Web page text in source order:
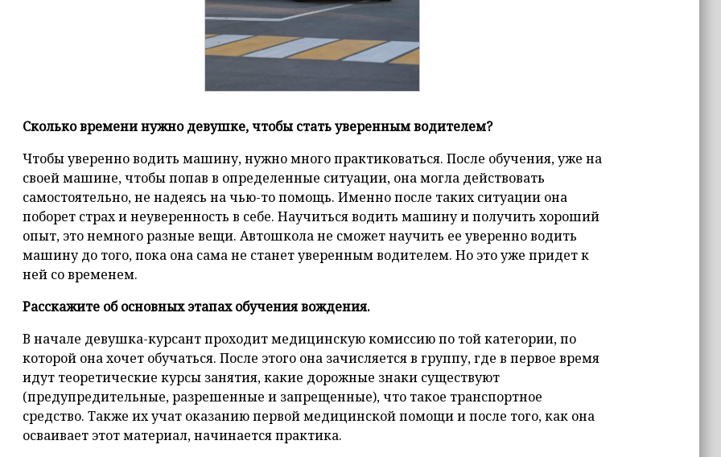
Сколько времени нужно девушке, чтобы стать уверенным водителем?
Чтобы уверенно водить машину, нужно много практиковаться. После обучения, уже на
своей машине, чтобы попав в определенные ситуации, она могла действовать
самостоятельно, не надеясь на чью-то помощь. Именно после таких ситуации она
поборет страх и неуверенность в себе. Научиться водить машину и получить хороший
опыт, это немного разные вещи. Автошкола не сможет научить ее уверенно водить
машину до того, пока она сама не станет уверенным водителем. Но это уже придет к
ней со временем.
Расскажите об основных этапах обучения вождения.
В начале девушка-курсант проходит медицинскую комиссию по той категории, по
которой она хочет обучаться. После этого она зачисляется в группу, где в первое время
идут теоретические курсы занятия, какие дорожные знаки существуют
(предупредительные, разрешенные и запрещенные), что такое транспортное
средство. Также их учат оказанию первой медицинской помощи и после того, как она
осваивает этот материал, начинается практика.